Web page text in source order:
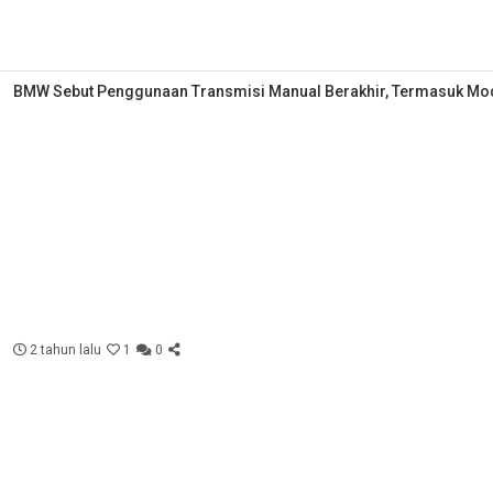
BMW Sebut Penggunaan Transmisi Manual Berakhir, Termasuk
2 tahun lalu 1 0